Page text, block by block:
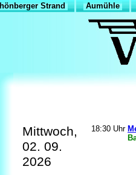
Strand
Aumühle
Mittwoch,
02. 09.
2026
18:30 Uhr